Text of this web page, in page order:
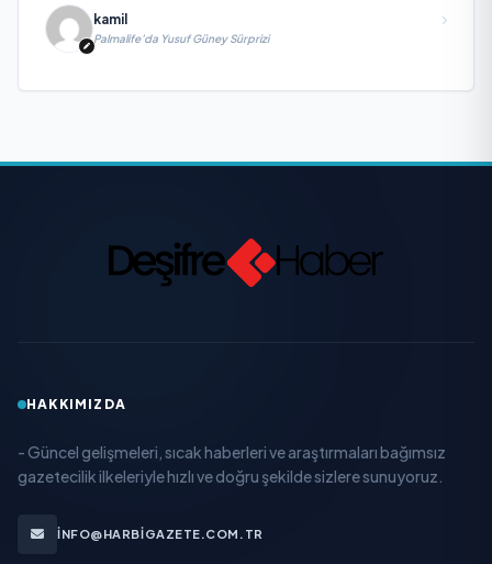
kamil
Palmalife’da Yusuf Güney Sürprizi
HAKKIMIZDA
- Güncel gelişmeleri, sıcak haberleri ve araştırmaları bağımsız
gazetecilik ilkeleriyle hızlı ve doğru şekilde sizlere sunuyoruz.
INFO@HARBIGAZETE.COM.TR